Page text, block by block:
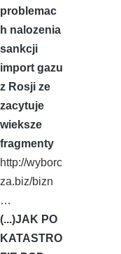
problemac
h nalozenia
sankcji
import gazu
z Rosji ze
zacytuje
wieksze
fragmenty
http://wyborc
za.biz/bizn
…
(...)JAK PO
KATASTRO